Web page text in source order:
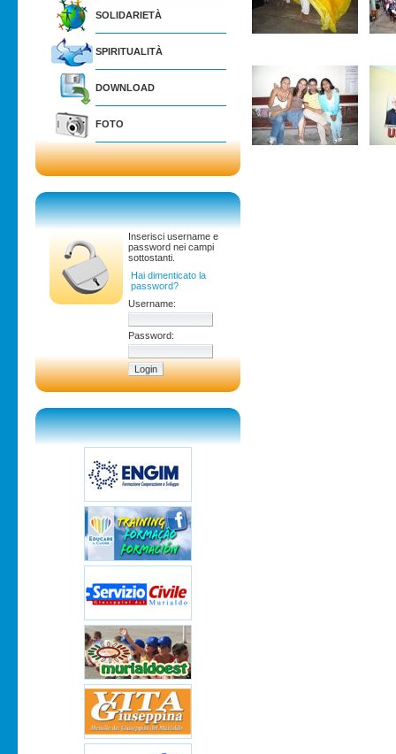
SOLIDARIETÀ
SPIRITUALITÀ
DOWNLOAD
FOTO
Inserisci username e
password nei campi
sottostanti.
Hai dimenticato la
password?
Username:
Password: